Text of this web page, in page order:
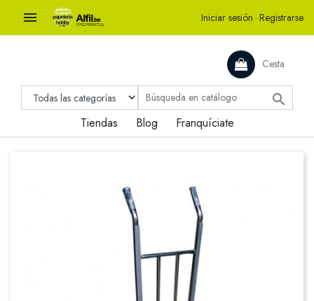
 Iniciar sesión · Registrarse
Cesta

Tiendas Blog Franquíciate